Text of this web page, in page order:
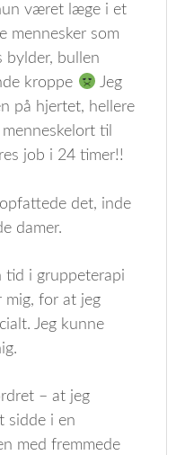
været læge i et
mennesker som
bylder, bullen
kroppe
Jeg
på hjertet, hellere
til
job i 24 timer!!
det, inde
damer.
tid i gruppeterapi
for at jeg
Jeg kunne
– at jeg
sidde i en
med fremmede